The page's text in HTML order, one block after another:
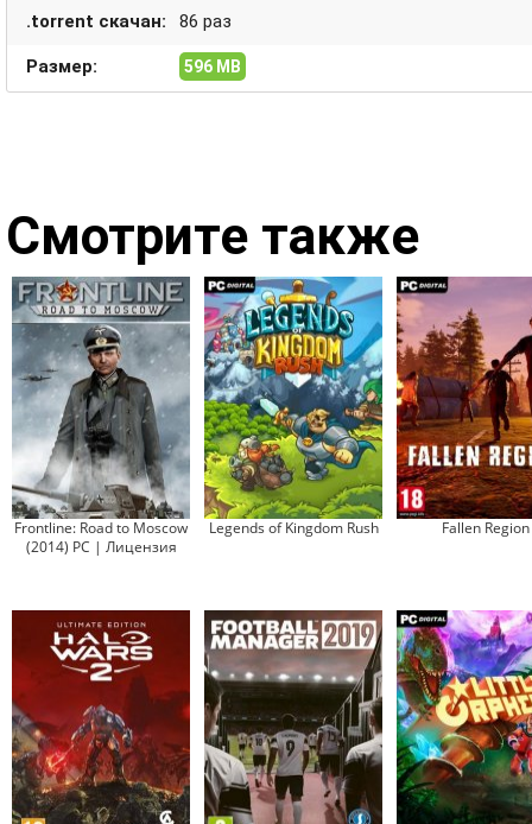
.torrent скачан: 86 раз
Размер: 596 MB
Смотрите также
Frontline: Road to Moscow
(2014) PC | Лицензия
Legends of Kingdom Rush Fallen Region